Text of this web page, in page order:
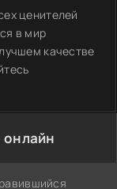
ценителей
в мир
качестве
онлайн